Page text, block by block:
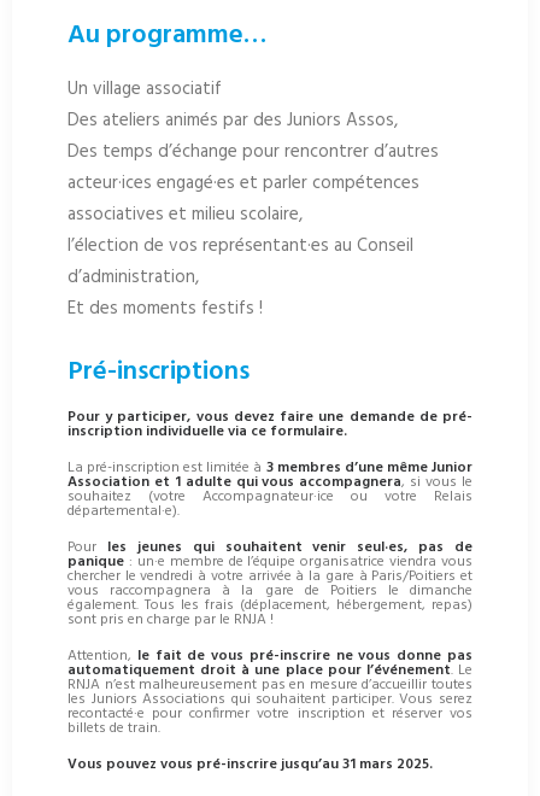
Au programme…
Un village associatif
Des ateliers animés par des Juniors Assos,
Des temps d’échange pour rencontrer d’autres
acteur·ices engagé·es et parler compétences
associatives et milieu scolaire,
l’élection de vos représentant·es au Conseil
d’administration,
Et des moments festifs !
Pré-inscriptions
Pour y participer, vous devez faire une demande de pré-
inscription individuelle via ce formulaire.
La pré-inscription est limitée à 3 membres d’une même Junior
Association et 1 adulte qui vous accompagnera, si vous le
souhaitez (votre Accompagnateur·ice ou votre Relais
départemental·e).
Pour les jeunes qui souhaitent venir seul·es, pas de
panique : un·e membre de l’équipe organisatrice viendra vous
chercher le vendredi à votre arrivée à la gare à Paris/Poitiers et
vous raccompagnera à la gare de Poitiers le dimanche
également. Tous les frais (déplacement, hébergement, repas)
sont pris en charge par le RNJA !
Attention, le fait de vous pré-inscrire ne vous donne pas
automatiquement droit à une place pour l’événement. Le
RNJA n’est malheureusement pas en mesure d’accueillir toutes
les Juniors Associations qui souhaitent participer. Vous serez
recontacté·e pour confirmer votre inscription et réserver vos
billets de train.
Vous pouvez vous pré-inscrire jusqu’au 31 mars 2025.